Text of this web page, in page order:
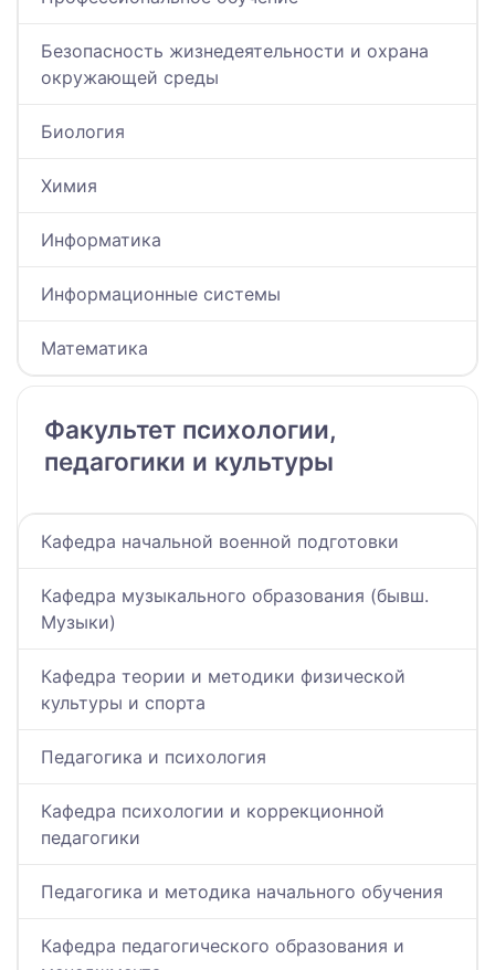
Безопасность жизнедеятельности и охрана
окружающей среды
Биология
Химия
Информатика
Информационные системы
Математика
Факультет психологии,
педагогики и культуры
Кафедра начальной военной подготовки
Кафедра музыкального образования (бывш.
Музыки)
Кафедра теории и методики физической
культуры и спорта
Педагогика и психология
Кафедра психологии и коррекционной
педагогики
Педагогика и методика начального обучения
Кафедра педагогического образования и